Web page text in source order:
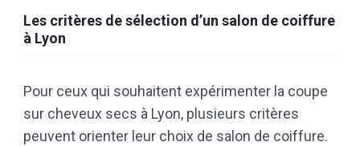
Les critères de sélection d’un salon de coiffure
à Lyon
Pour ceux qui souhaitent expérimenter la coupe
sur cheveux secs à Lyon, plusieurs critères
peuvent orienter leur choix de salon de coiffure.